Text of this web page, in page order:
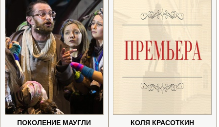
ПОКОЛЕНИЕ МАУГЛИ КОЛЯ КРАСОТКИН